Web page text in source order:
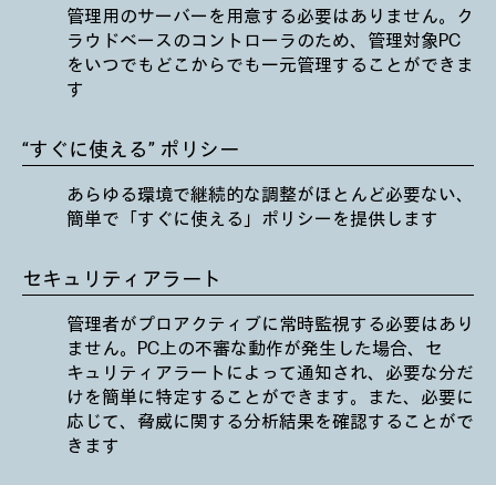
管理用のサーバーを用意する必要はありません。ク
ラウドベースのコントローラのため、管理対象PC
をいつでもどこからでも一元管理することができま
す
“すぐに使える” ポリシー
あらゆる環境で継続的な調整がほとんど必要ない、
簡単で「すぐに使える」ポリシーを提供します
セキュリティアラート
管理者がプロアクティブに常時監視する必要はあり
ません。PC上の不審な動作が発生した場合、セ
キュリティアラートによって通知され、必要な分だ
けを簡単に特定することができます。また、必要に
応じて、脅威に関する分析結果を確認することがで
きます